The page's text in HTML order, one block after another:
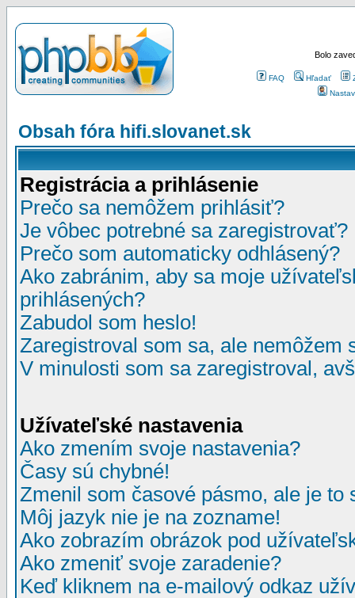
Bolo
FAQ Hľadať
Obsah fóra hifi.slovanet.sk
Registrácia a prihlásenie
Prečo sa nemôžem prihlásiť?
Je vôbec potrebné sa zaregistrovať?
Prečo som automaticky odhlásený?
Ako zabránim, aby sa moje
prihlásených?
Zabudol som heslo!
Zaregistroval som sa, ale nemôžem
V minulosti som sa zaregistroval,
Užívateľské nastavenia
Ako zmením svoje nastavenia?
Časy sú chybné!
Zmenil som časové pásmo, ale je to
Môj jazyk nie je na zozname!
Ako zobrazím obrázok pod
Ako zmeniť svoje zaradenie?
Keď kliknem na e-mailový odkaz